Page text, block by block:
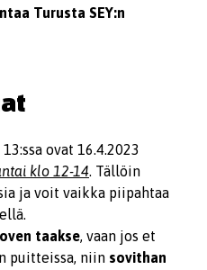
Turusta SEY:n
ovat 16.4.2023
klo 12-14. Tällöin
ja voit vaikka piipahtaa
taakse, vaan jos et
puitteissa, niin sovithan